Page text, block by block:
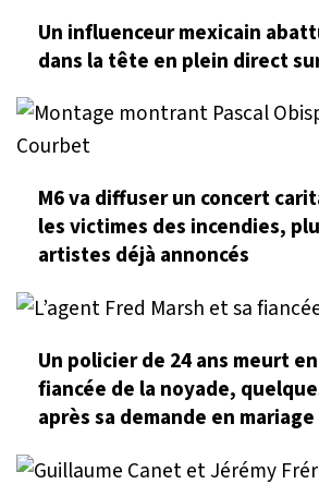
Un influenceur mexicain
dans la tête en plein direct
M6 va diffuser un concert
les victimes des incendies,
artistes déjà annoncés
Un policier de 24 ans meurt
fiancée de la noyade,
après sa demande en mariage